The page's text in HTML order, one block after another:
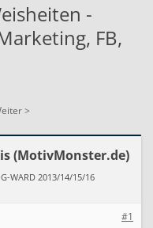
-
FB,
>
(MotivMonster.de)
G-WARD 2013/14/15/16
#1